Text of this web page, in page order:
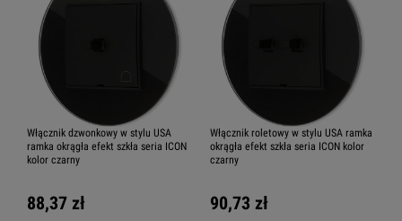
Włącznik dzwonkowy w stylu USA
ramka okrągła efekt szkła seria ICON
kolor czarny
88,37 zł
Włącznik roletowy w stylu USA ramka
okrągła efekt szkła seria ICON kolor
czarny
90,73 zł